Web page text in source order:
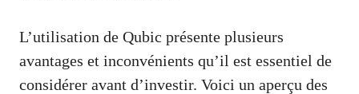
L’utilisation de Qubic présente plusieurs
avantages et inconvénients qu’il est essentiel de
considérer avant d’investir. Voici un aperçu des